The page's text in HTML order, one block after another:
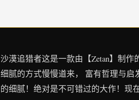
沙漠追猎者这是一款由【Zetan】制
细腻的方式慢慢道来， 富有哲理与
的细腻！绝对是不可错过的大作！现